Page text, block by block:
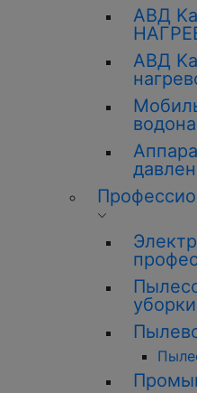
АВД
АВД
уборки